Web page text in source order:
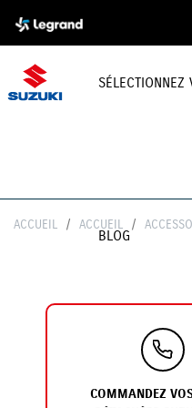
BLOG
ACCUEIL ACCUEIL
COMMANDEZ